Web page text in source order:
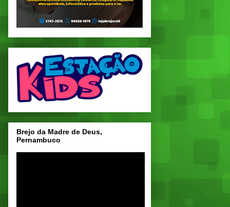
Brejo da Madre de Deus,
Pernambuco